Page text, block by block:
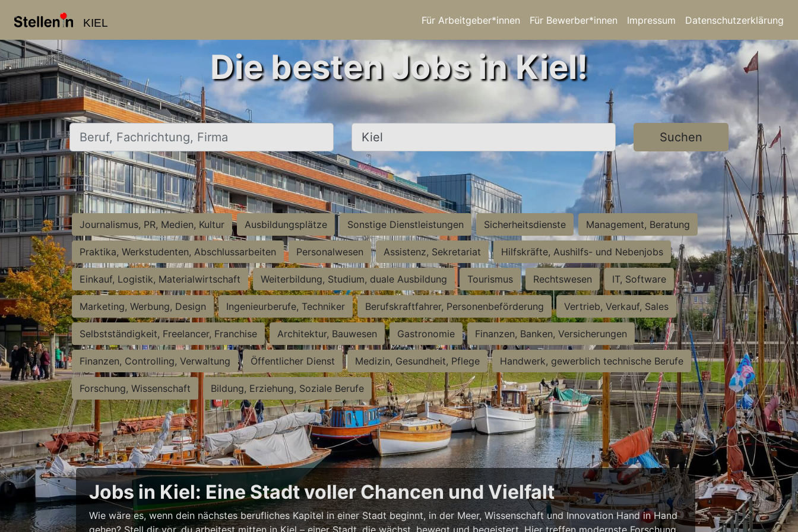
KIEL Für Arbeitgeber*innen Für Bewerber*innen Impressum Datenschutzerklärung
Die besten Jobs in Kiel!
Beruf, Fachrichtung, Firma Ort, Stadt Suchen
Journalismus, PR, Medien, Kultur Ausbildungsplätze Sonstige Dienstleistungen Sicherheitsdienste Management, Beratung
Praktika, Werkstudenten, Abschlussarbeiten Personalwesen Assistenz, Sekretariat Hilfskräfte, Aushilfs- und Nebenjobs
Einkauf, Logistik, Materialwirtschaft Weiterbildung, Studium, duale Ausbildung Tourismus Rechtswesen IT, Software
Marketing, Werbung, Design Ingenieurberufe, Techniker Berufskraftfahrer, Personenbeförderung Vertrieb, Verkauf, Sales
Selbstständigkeit, Freelancer, Franchise Architektur, Bauwesen Gastronomie Finanzen, Banken, Versicherungen
Finanzen, Controlling, Verwaltung Öffentlicher Dienst Medizin, Gesundheit, Pflege Handwerk, gewerblich technische Berufe
Forschung, Wissenschaft Bildung, Erziehung, Soziale Berufe
Jobs in Kiel: Eine Stadt voller Chancen und Vielfalt
Wie wäre es, wenn dein nächstes berufliches Kapitel in einer Stadt beginnt, in der Meer, Wissenschaft und Innovation Hand in Hand